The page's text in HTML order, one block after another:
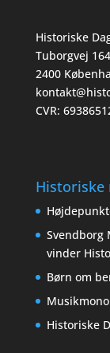
Historiske
Tuborgvej 164
2400
CVR:
Historiske
Svendborg
vinder
Børn om
Historiske